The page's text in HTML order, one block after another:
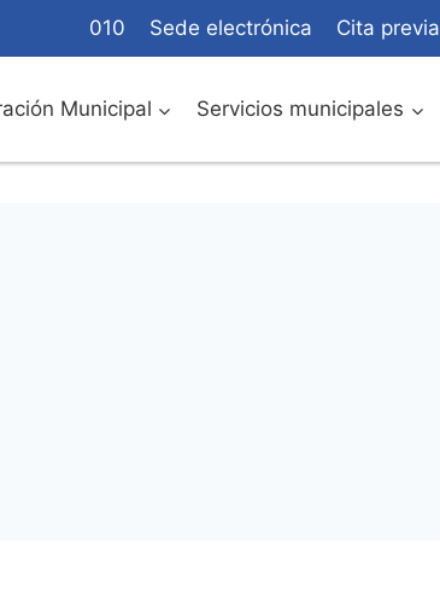
010 Sede electrónica Cita previa
Municipal Servicios municipales